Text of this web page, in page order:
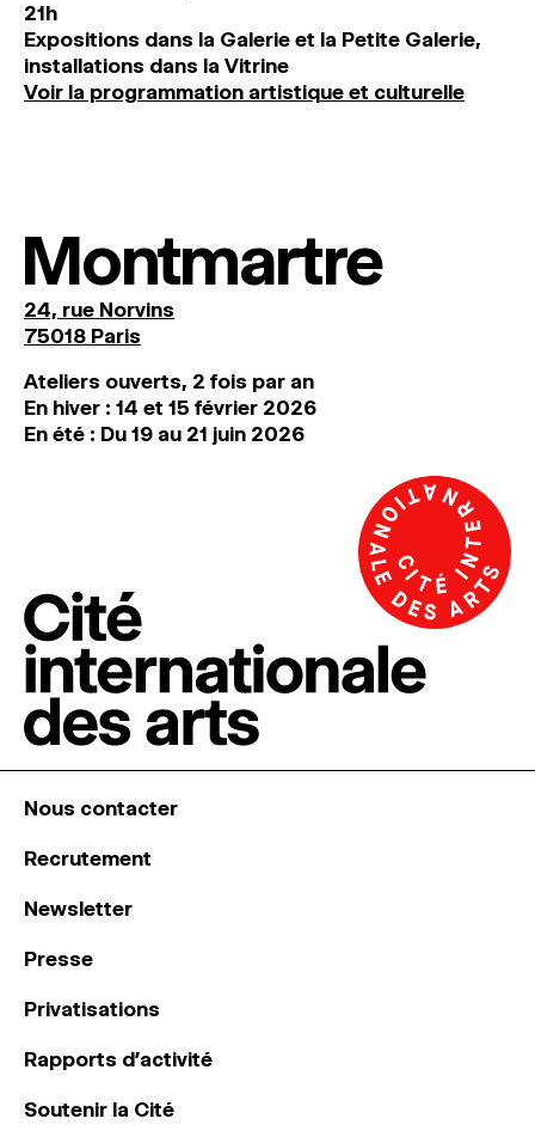
21h
Expositions dans la Galerie et la Petite Galerie,
installations dans la Vitrine
Voir la programmation artistique et culturelle
Montmartre
24, rue Norvins
75018 Paris
Ateliers ouverts, 2 fois par an
En hiver : 14 et 15 février 2026
En été : Du 19 au 21 juin 2026
Nous contacter
Recrutement
Newsletter
Presse
Privatisations
Rapports d’activité
Soutenir la Cité